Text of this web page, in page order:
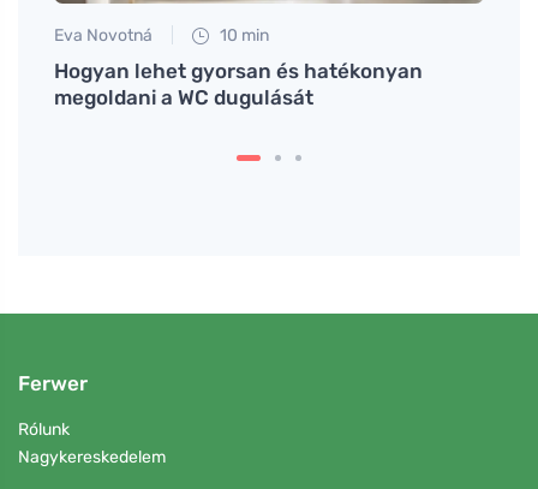
Eva Novotná 10 min
Hogyan lehet gyorsan és hatékonyan
megoldani a WC dugulását
Ferwer
Rólunk
Nagykereskedelem